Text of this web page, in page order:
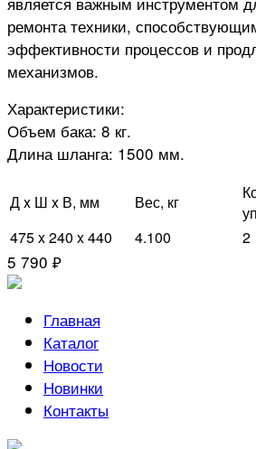
ремонта техники,
эффективности процессов и
механизмов.
Характеристики:
Объем бака: 8 кг.
Длина шланга: 1500 мм.
Д x Ш x В, мм Вес, кг
475 x 240 x 440
4.100 2
5 790 ₽
Главная
Каталог
Новости
Новинки
Контакты